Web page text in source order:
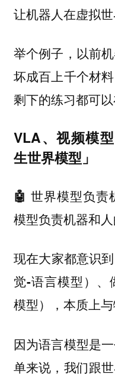
让机器人在虚拟世
举个例子，以前
坏成百上千个材
剩下的练习都可
VLA、视频模
生世界模型」
🤖 世界模型负责
模型负责机器和人
现在大家都意识
觉-语言模型）、
模型），本质上与
因为语言模型是
单来说，我们跟